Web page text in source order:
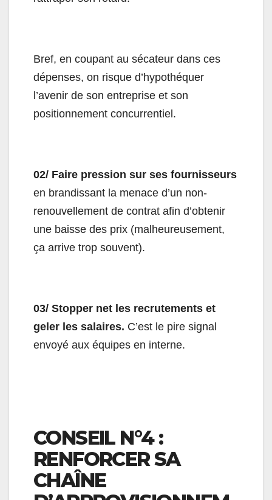
Bref, en coupant au sécateur dans ces
dépenses, on risque d’hypothéquer
l’avenir de son entreprise et son
positionnement concurrentiel.
02/ Faire pression sur ses fournisseurs
en brandissant la menace d’un non-
renouvellement de contrat afin d’obtenir
une baisse des prix (malheureusement,
ça arrive trop souvent).
03/ Stopper net les recrutements et
geler les salaires. C’est le pire signal
envoyé aux équipes en interne.
CONSEIL N°4 :
RENFORCER SA
CHAÎNE